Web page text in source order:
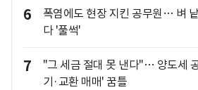
6
폭염에도 현장 지킨 공무원… 벼
다 '풀썩'
7
"그 세금 절대 못 낸다"… 양도세
기·교환 매매' 꿈틀